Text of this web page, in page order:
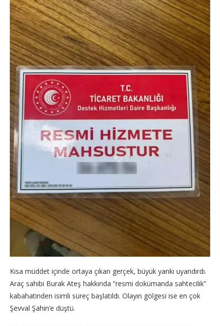
Kısa müddet içinde ortaya çıkan gerçek, büyük yankı uyandırdı.
Araç sahibi Burak Ateş hakkında “resmi dokümanda sahtecilik”
kabahatinden isimli süreç başlatıldı. Olayın gölgesi ise en çok
Şevval Şahin’e düştü.